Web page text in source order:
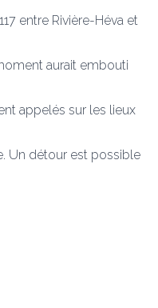
entre Rivière-Héva et
aurait embouti
appelés sur les lieux
Un détour est possible